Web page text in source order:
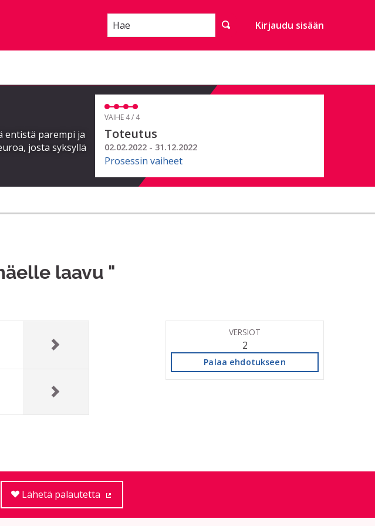
Hae Kirjaudu sisään
entistä parempi ja
josta syksyllä
VAIHE 4 / 4
Toteutus
02.02.2022 - 31.12.2022
Prosessin vaiheet
laavu "
VERSIOT
2
Palaa ehdotukseen
Lähetä palautetta